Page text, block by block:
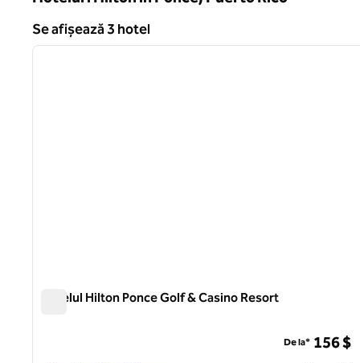
Se afișează 3 hotel
Se afișează 3 hotel
1 din 12
Hotelul Hilton Ponce Golf & Casino Resort
De la* 156 $